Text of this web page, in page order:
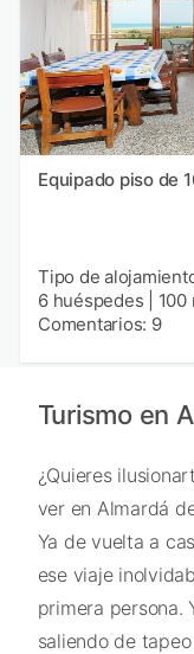
Equipado piso de
Tipo de
6 huéspedes
100
Comentarios: 9
Turismo en
¿Quieres
ver en Almardá
Ya de vuelta a
ese viaje
primera persona.
saliendo de